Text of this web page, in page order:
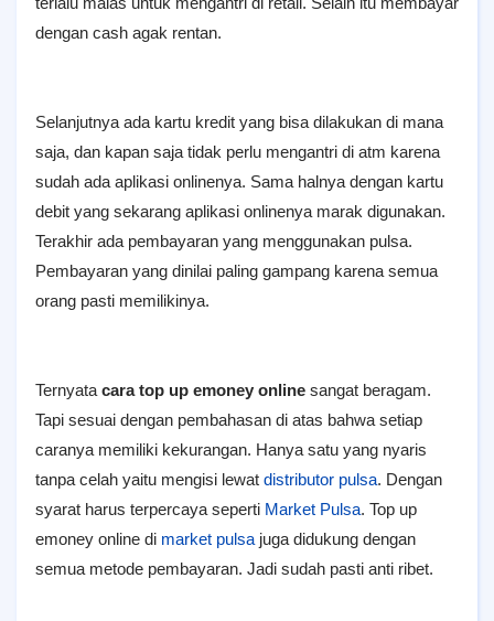
dengan cash agak rentan.
Selanjutnya ada kartu kredit yang bisa dilakukan di mana
saja, dan kapan saja tidak perlu mengantri di atm karena
sudah ada aplikasi onlinenya. Sama halnya dengan kartu
debit yang sekarang aplikasi onlinenya marak digunakan.
Terakhir ada pembayaran yang menggunakan pulsa.
Pembayaran yang dinilai paling gampang karena semua
orang pasti memilikinya.
Ternyata cara top up emoney online sangat beragam.
Tapi sesuai dengan pembahasan di atas bahwa setiap
caranya memiliki kekurangan. Hanya satu yang nyaris
tanpa celah yaitu mengisi lewat distributor pulsa. Dengan
syarat harus terpercaya seperti Market Pulsa. Top up
emoney online di market pulsa juga didukung dengan
semua metode pembayaran. Jadi sudah pasti anti ribet.